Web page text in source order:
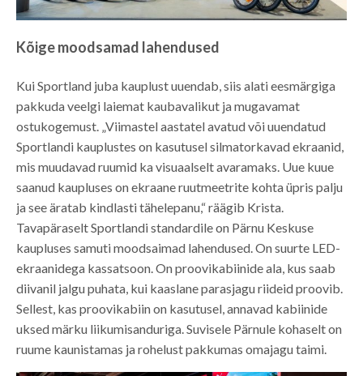
Kõige moodsamad lahendused
Kui Sportland juba kauplust uuendab, siis alati eesmärgiga
pakkuda veelgi laiemat kaubavalikut ja mugavamat
ostukogemust. „Viimastel aastatel avatud või uuendatud
Sportlandi kauplustes on kasutusel silmatorkavad ekraanid,
mis muudavad ruumid ka visuaalselt avaramaks. Uue kuue
saanud kaupluses on ekraane ruutmeetrite kohta üpris palju
ja see äratab kindlasti tähelepanu,“ räägib Krista.
Tavapäraselt Sportlandi standardile on Pärnu Keskuse
kaupluses samuti moodsaimad lahendused. On suurte LED-
ekraanidega kassatsoon. On proovikabiinide ala, kus saab
diivanil jalgu puhata, kui kaaslane parasjagu riideid proovib.
Sellest, kas proovikabiin on kasutusel, annavad kabiinide
uksed märku liikumisanduriga. Suvisele Pärnule kohaselt on
ruume kaunistamas ja rohelust pakkumas omajagu taimi.